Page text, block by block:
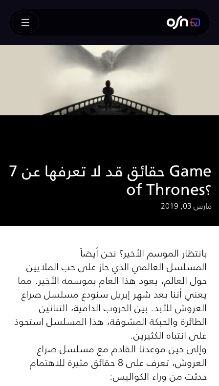
7 حقائق قد لا تعرفها عن Game
of Thrones؟
مارس 03, 2019
بانتظار الموسم الأخير؟ نحن أيضاً
المسلسل العالمي الذي حاز على حب الملايين
حول العالم، يعود هذا العام بموسمه الأخير. مما
يعني أننا بعد شهر إبريل سنودع مسلسل صراع
العروش للأبد. بين الحروب الدامية، التنانين
الطائرة والحبكة المشوقة، هذا المسلسل استحوذ
على انتباه الكثيرين.
وإلى حين موعدنا القادم مع مسلسل صراع
العروش، تعرف على 8 حقائق مثيرة للاهتمام
حدثت من وراء الكواليس: